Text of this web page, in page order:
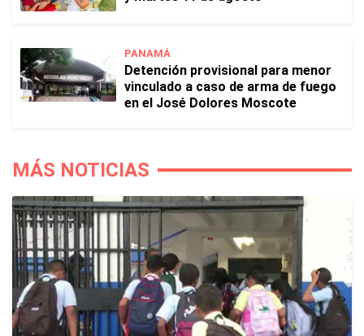
PANAMÁ
Detención provisional para menor
vinculado a caso de arma de fuego
en el José Dolores Moscote
MÁS NOTICIAS